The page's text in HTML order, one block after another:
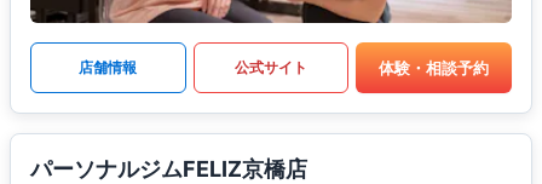
店舗情報 公式サイト 体験・相談予約
パーソナルジムFELIZ京橋店